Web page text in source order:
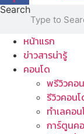
Search
หน้าแรก
ข่าวสารน่ารู้
คอนโด
พรีวิวคอ
รีวิวคอน
ทำเลคอ
การ์ตูนค